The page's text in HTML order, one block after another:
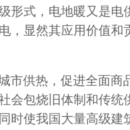
形式，电地暖又是
，显然其应用价值和
市供热，促进全面商
会包烧旧体制和传
时使我国大量高级